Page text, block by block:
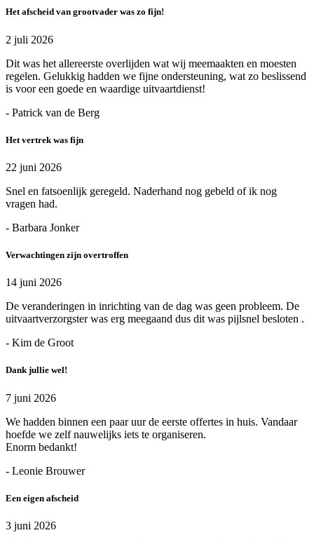
Het afscheid van grootvader was zo fijn!
2 juli 2026
Dit was het allereerste overlijden wat wij meemaakten en moesten
regelen. Gelukkig hadden we fijne ondersteuning, wat zo beslissend
is voor een goede en waardige uitvaartdienst!
- Patrick van de Berg
Het vertrek was fijn
22 juni 2026
Snel en fatsoenlijk geregeld. Naderhand nog gebeld of ik nog
vragen had.
- Barbara Jonker
Verwachtingen zijn overtroffen
14 juni 2026
De veranderingen in inrichting van de dag was geen probleem. De
uitvaartverzorgster was erg meegaand dus dit was pijlsnel besloten .
- Kim de Groot
Dank jullie wel!
7 juni 2026
We hadden binnen een paar uur de eerste offertes in huis. Vandaar
hoefde we zelf nauwelijks iets te organiseren.
Enorm bedankt!
- Leonie Brouwer
Een eigen afscheid
3 juni 2026